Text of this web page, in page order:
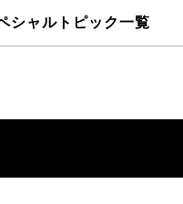
シャルトピック一覧